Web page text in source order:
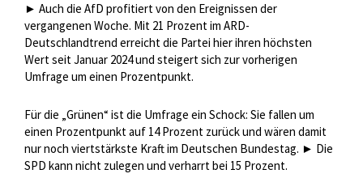
► Auch die AfD profitiert von den Ereignissen der
vergangenen Woche. Mit 21 Prozent im ARD-
Deutschlandtrend erreicht die Partei hier ihren höchsten
Wert seit Januar 2024 und steigert sich zur vorherigen
Umfrage um einen Prozentpunkt.
Für die „Grünen“ ist die Umfrage ein Schock: Sie fallen um
einen Prozentpunkt auf 14 Prozent zurück und wären damit
nur noch viertstärkste Kraft im Deutschen Bundestag. ► Die
SPD kann nicht zulegen und verharrt bei 15 Prozent.